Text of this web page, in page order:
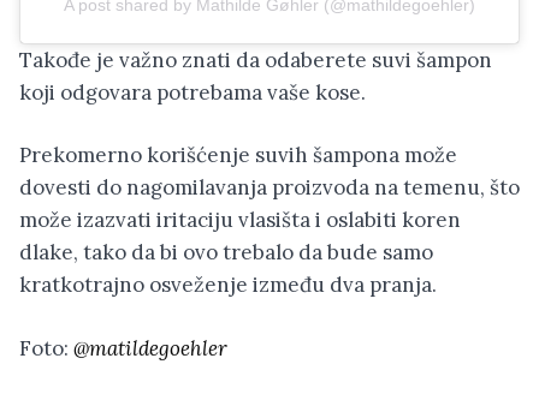
A post shared by Mathilde Gøhler (@mathildegoehler)
Takođe je važno znati da odaberete suvi šampon
koji odgovara potrebama vaše kose.
Prekomerno korišćenje suvih šampona može
dovesti do nagomilavanja proizvoda na temenu, što
može izazvati iritaciju vlasišta i oslabiti koren
dlake, tako da bi ovo trebalo da bude samo
kratkotrajno osveženje između dva pranja.
Foto: @matildegoehler